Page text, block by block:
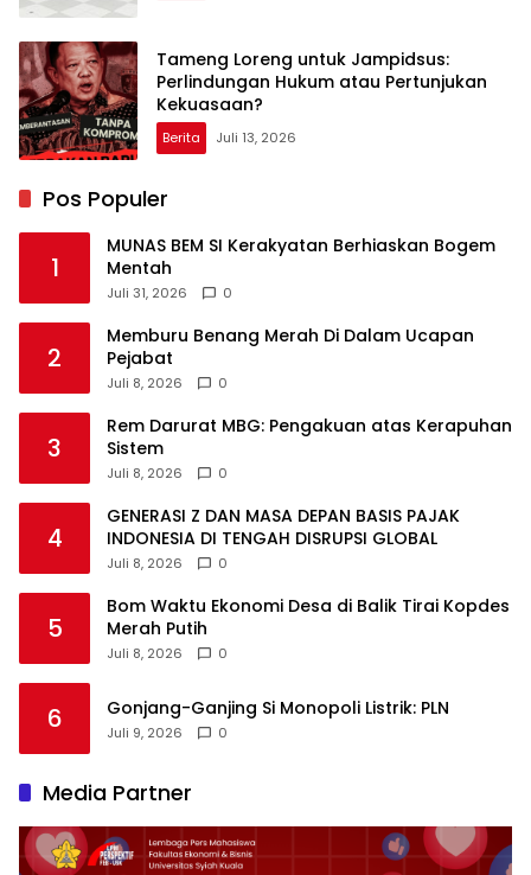
Tameng Loreng untuk Jampidsus:
Perlindungan Hukum atau Pertunjukan
Kekuasaan?
Berita Juli 13, 2026
Pos Populer
1
MUNAS BEM SI Kerakyatan Berhiaskan Bogem
Mentah
Juli 31, 2026 0
2
Memburu Benang Merah Di Dalam Ucapan
Pejabat
Juli 8, 2026 0
3
Rem Darurat MBG: Pengakuan atas Kerapuhan
Sistem
Juli 8, 2026 0
4
GENERASI Z DAN MASA DEPAN BASIS PAJAK
INDONESIA DI TENGAH DISRUPSI GLOBAL
Juli 8, 2026 0
5
Bom Waktu Ekonomi Desa di Balik Tirai Kopdes
Merah Putih
Juli 8, 2026 0
6 Gonjang-Ganjing Si Monopoli Listrik: PLN
Juli 9, 2026 0
Media Partner